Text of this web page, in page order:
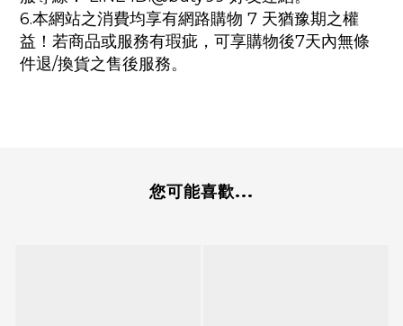
6.本網站之消費均享有網路購物 7 天猶豫期之權
益！若商品或服務有瑕疵，可享購物後7天內無條
件退/換貨之售後服務。
您可能喜歡...